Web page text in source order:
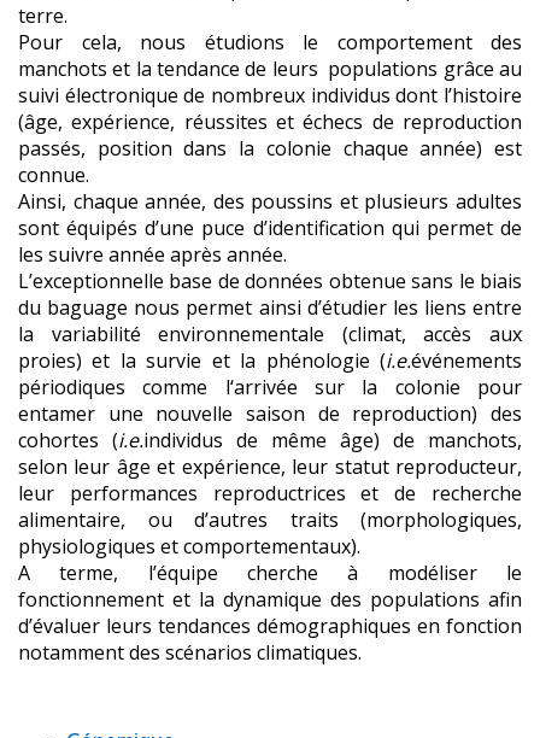
terre.
Pour cela, nous étudions le comportement des
manchots et la tendance de leurs populations grâce au
suivi électronique de nombreux individus dont l’histoire
(âge, expérience, réussites et échecs de reproduction
passés, position dans la colonie chaque année) est
connue.
Ainsi, chaque année, des poussins et plusieurs adultes
sont équipés d’une puce d’identification qui permet de
les suivre année après année.
L’exceptionnelle base de données obtenue sans le biais
du baguage nous permet ainsi d’étudier les liens entre
la variabilité environnementale (climat, accès aux
proies) et la survie et la phénologie (i.e.événements
périodiques comme l‘arrivée sur la colonie pour
entamer une nouvelle saison de reproduction) des
cohortes (i.e.individus de même âge) de manchots,
selon leur âge et expérience, leur statut reproducteur,
leur performances reproductrices et de recherche
alimentaire, ou d’autres traits (morphologiques,
physiologiques et comportementaux).
A terme, l’équipe cherche à modéliser le
fonctionnement et la dynamique des populations afin
d’évaluer leurs tendances démographiques en fonction
notamment des scénarios climatiques.